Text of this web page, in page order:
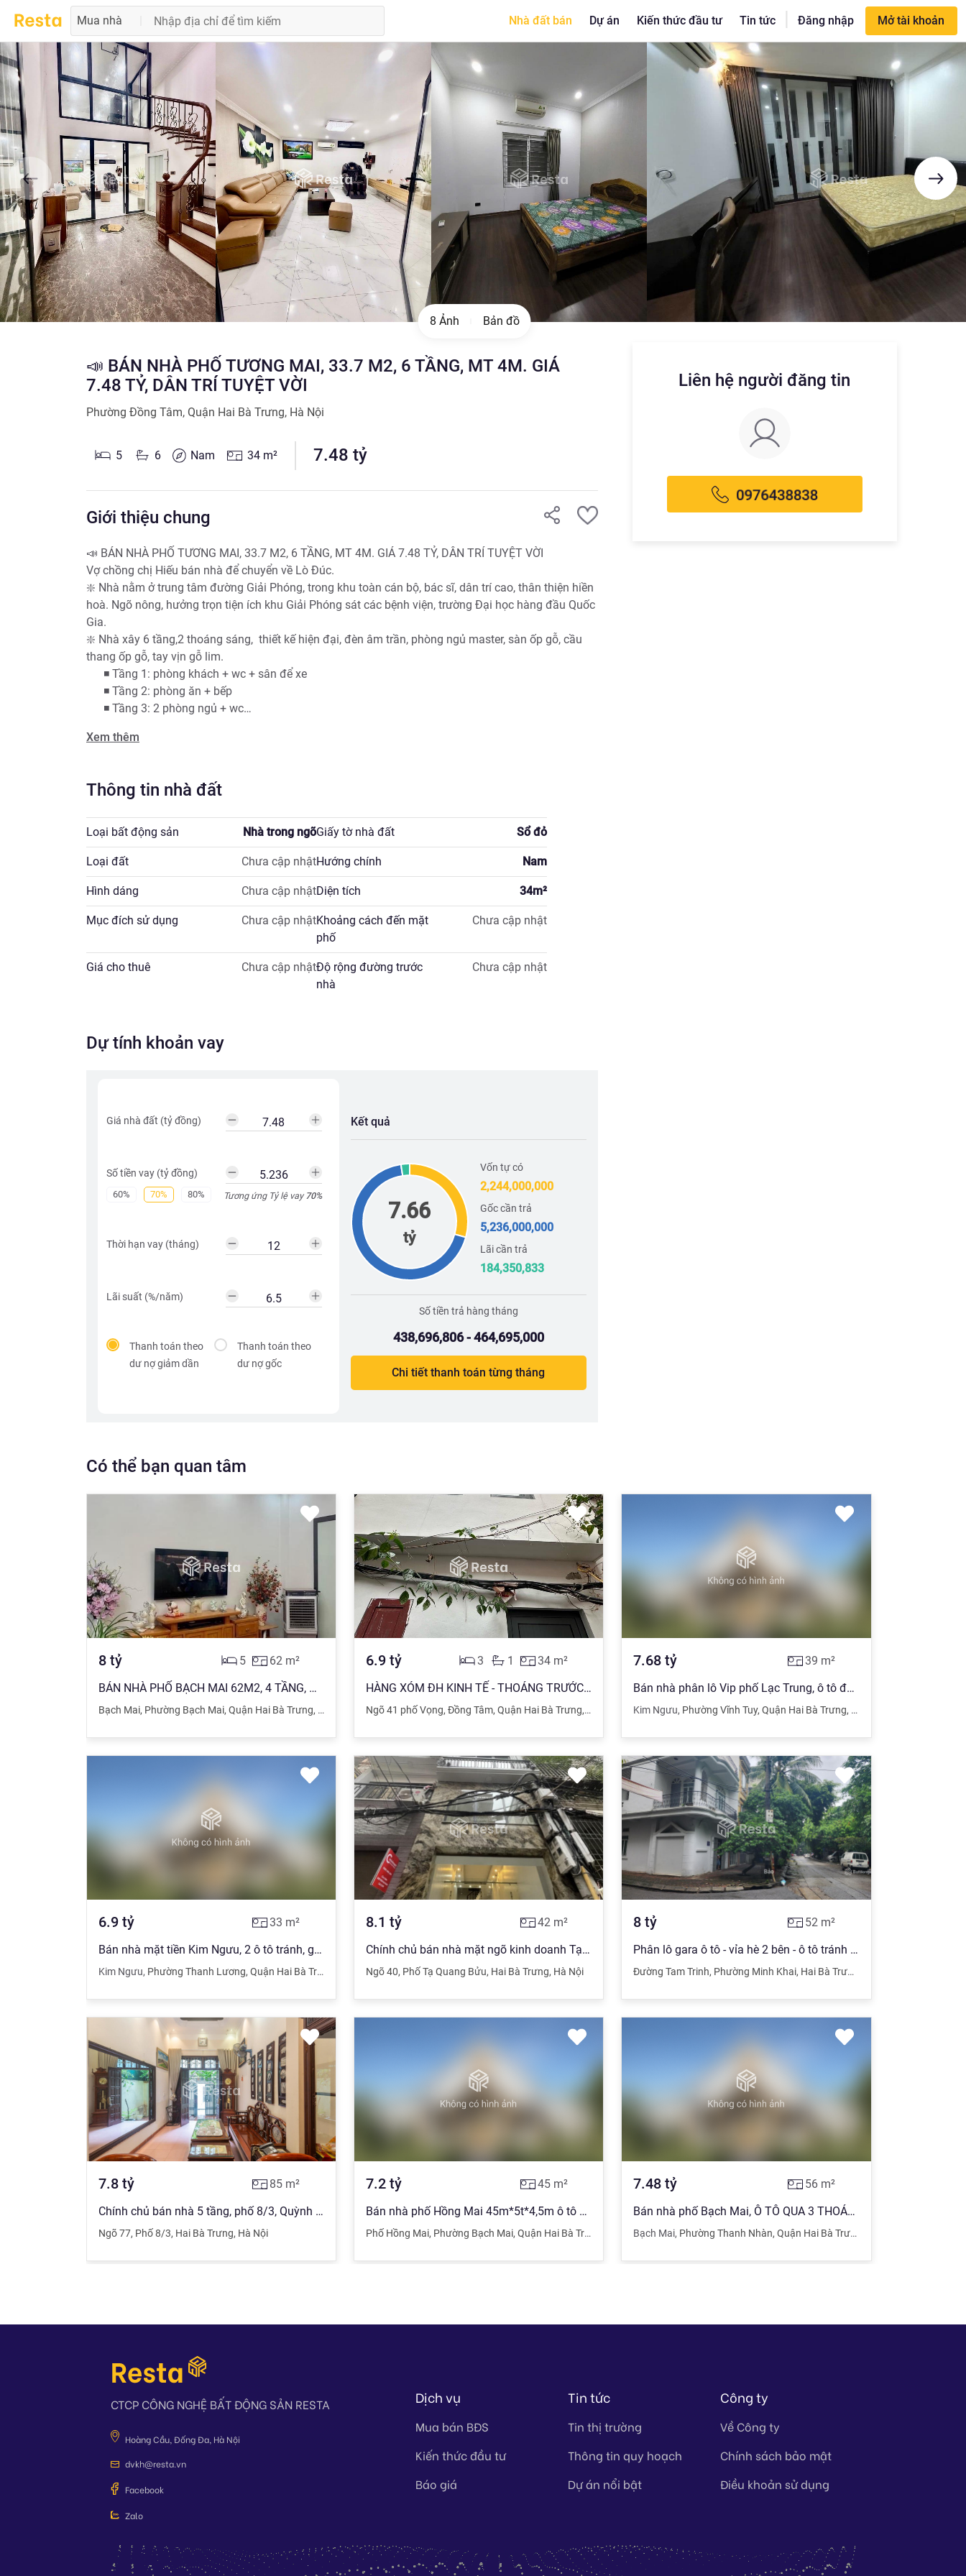
Mua nhà Nhà đất bán Dự án Kiến thức đầu tư Tin tức | Đăng nhập Mở tài khoản
8 Ảnh Bản đồ
📣 BÁN NHÀ PHỐ TƯƠNG MAI, 33.7 M2, 6 TẦNG, MT 4M. GIÁ
7.48 TỶ, DÂN TRÍ TUYỆT VỜI
Phường Đồng Tâm, Quận Hai Bà Trưng, Hà Nội
5 6 Nam 34 m² 7.48 tỷ
Giới thiệu chung
📣 BÁN NHÀ PHỐ TƯƠNG MAI, 33.7 M2, 6 TẦNG, MT 4M. GIÁ 7.48 TỶ, DÂN TRÍ TUYỆT VỜI
Vợ chồng chị Hiếu bán nhà để chuyển về Lò Đúc.
❇️ Nhà nằm ở trung tâm đường Giải Phóng, trong khu toàn cán bộ, bác sĩ, dân trí cao, thân thiện hiền
hoà. Ngõ nông, hưởng trọn tiện ích khu Giải Phóng sát các bệnh viện, trường Đại học hàng đầu Quốc
Gia.
❇️ Nhà xây 6 tầng,2 thoáng sáng,  thiết kế hiện đại, đèn âm trần, phòng ngủ master, sàn ốp gỗ, cầu
thang ốp gỗ, tay vịn gỗ lim.
      ◾️ Tầng 1: phòng khách + wc + sân để xe
      ◾️ Tầng 2: phòng ăn + bếp
      ◾️ Tầng 3: 2 phòng ngủ + wc
      ◾️ Tầng 5: 2 phòng ngủ + wc
📞0912108677 - Em Doãn mua bán nhà đất thổ cư
Xem thêm
Thông tin nhà đất
Loại bất động sản Nhà trong ngõGiấy tờ nhà đất Sổ đỏ
Loại đất Chưa cập nhậtHướng chính Nam
Hình dáng Chưa cập nhậtDiện tích 34m²
Mục đích sử dụng Chưa cập nhậtKhoảng cách đến mặt
phố
Chưa cập nhật
Giá cho thuê Chưa cập nhậtĐộ rộng đường trước
nhà
Chưa cập nhật
Dự tính khoản vay
Giá nhà đất (tỷ đồng)
Số tiền vay (tỷ đồng)
60% 70% 80% Tương ứng Tỷ lệ vay70%
Thời hạn vay (tháng)
Lãi suất (%/năm)
Thanh toán theo
dư nợ giảm dần
Thanh toán theo
dư nợ gốc
Kết quả
7.66
tỷ
Vốn tự có
2,244,000,000
Gốc cần trả
5,236,000,000
Lãi cần trả
184,350,833
Số tiền trả hàng tháng
438,696,806 - 464,695,000
Chi tiết thanh toán từng tháng
Liên hệ người đăng tin
Có thể bạn quan tâm
8 tỷ 62 m²
5
BÁN NHÀ PHỐ BẠCH MAI 62M2, 4 TẦNG, MT 6.6M. GIÁ 8TỶ, NGÕ NÔNG, GIỮA TRUNG TÂM
Bạch Mai, Phường Bạch Mai, Quận Hai Bà Trưng, Hà Nội
6.9 tỷ 34m²
1
3
HÀNG XÓM ĐH KINH TẾ - THOÁNG TRƯỚC SAU- KHU VỰC HIẾM NHÀ BÁN - NGÕ NÔNG - OTO 50M
Ngõ 41 phố Vọng, Đồng Tâm, Quận Hai Bà Trưng, Hà Nội
7.68 tỷ 39 m²
Bán nhà phân lô Vip phố Lạc Trung, ô tô đỗ cửa, giá 7.68 tỷ
Kim Ngưu, Phường Vĩnh Tuy,Quận Hai Bà Trưng, Hà Nội
6.9 tỷ 33 m²
Bán nhà mặt tiền Kim Ngưu, 2 ô tô tránh, giá 6.9 tỷ
Kim Ngưu, Phường Thanh Lương, Quận Hai Bà Trưng Hà Nội
8.1 tỷ 42m²
Chính chủ bán nhà mặt ngõ kinh doanh Tạ Quang Bửu, ngõ rộng, ô tô vào nhà, SĐCC 100%
Ngõ 40, Phố Tạ Quang Bửu, Hai Bà Trưng, Hà Nội
8 tỷ 52m²
Phân lô gara ô tô - vỉa hè 2 bên - ô tô tránh phố Tam Trinh 52m2 x 5 tầng - ở ngay chỉ nhỉnh 8 tỷ
Đường Tam Trinh, Phường Minh Khai, Hai Bà Trưng
7.8 tỷ 85 m²
Chính chủ bán nhà 5 tầng, phố 8/3, Quỳnh Mai. 2 mặt ngõ rộng thoáng, ô tô đỗ cửa, kinh doanh tốt
Ngõ 77, Phố 8/3, Hai Bà Trưng, Hà Nội
7.2 tỷ 45m²
Bán nhà phố Hồng Mai 45m*5t*4,5m ô tô đỗ cửa khi cần. Cách đường ô tô tránh 10m
Phố Hồng Mai, Phường Bạch Mai, Quận Hai Bà Trưng Hà Nội
7.48 tỷ 56m²
Bán nhà phố Bạch Mai, Ô TÔ QUA 3 THOÁNG, 56m2 giá 7.48 tỷ
Bạch Mai, Phường Thanh Nhàn,Quận Hai Bà Trưng
CTCP CÔNG NGHỆ BẤT ĐỘNG SẢN RESTA
Hoàng Cầu, Đống Đa, Hà Nội
dvkh@resta.vn
Facebook
Zalo
Dịch vụ
Mua bán BĐS
Kiến thức đầu tư
Báo giá
Tin tức
Tin thị trường
Thông tin quy hoạch
Dự án nổi bật
Công ty
Về Công ty
Chính sách bảo mật
Điều khoản sử dụng